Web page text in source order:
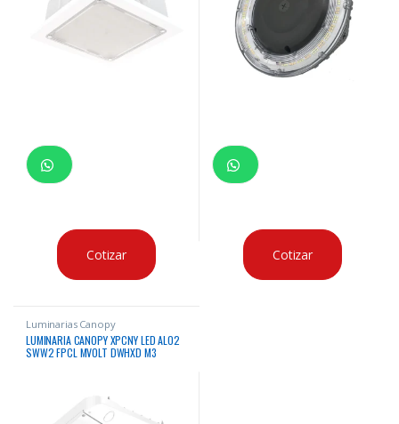
Cotizar Cotizar
Luminarias Canopy
LUMINARIA CANOPY XPCNY LED ALO2
SWW2 FPCL MVOLT DWHXD M3